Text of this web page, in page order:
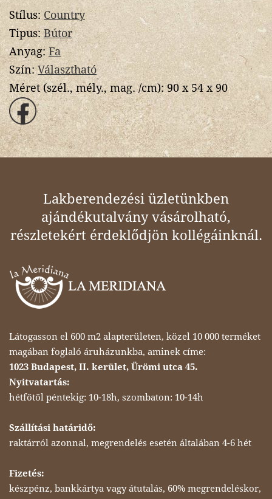
Stílus:Country
Tipus:Bútor
Anyag:Fa
Szín:Választható
Méret (szél., mély., mag. /cm):90 x 54 x 90
Lakberendezési üzletünkben
ajándékutalvány vásárolható,
részletekért érdeklődjön kollégáinknál.
Látogasson el 600 m2 alapterületen, közel 10 000 terméket
magában foglaló áruházunkba, aminek címe:
1023 Budapest, II. kerület, Ürömi utca 45.
Nyitvatartás:
hétfőtől péntekig: 10-18h, szombaton: 10-14h
Szállítási határidő:
raktárról azonnal, megrendelés esetén általában 4-6 hét
Fizetés:
készpénz, bankkártya vagy átutalás, 60% megrendeléskor,